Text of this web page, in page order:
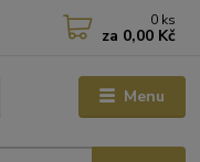
Menu
0 ks
za 0,00 Kč